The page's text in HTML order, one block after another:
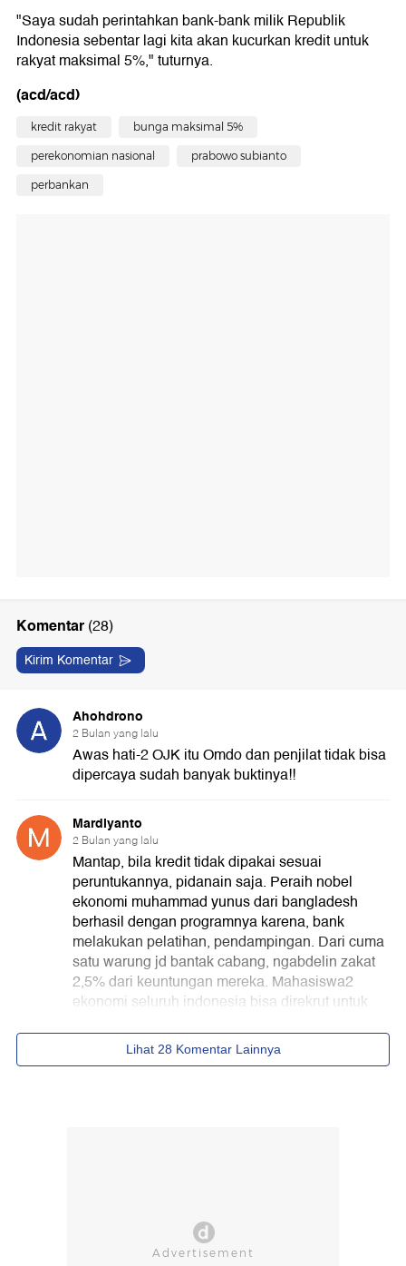
"Saya sudah perintahkan bank-bank milik Republik
Indonesia sebentar lagi kita akan kucurkan kredit untuk
rakyat maksimal 5%," tuturnya.
(acd/acd)
kredit rakyat bunga maksimal 5%
perekonomian nasional prabowo subianto
perbankan